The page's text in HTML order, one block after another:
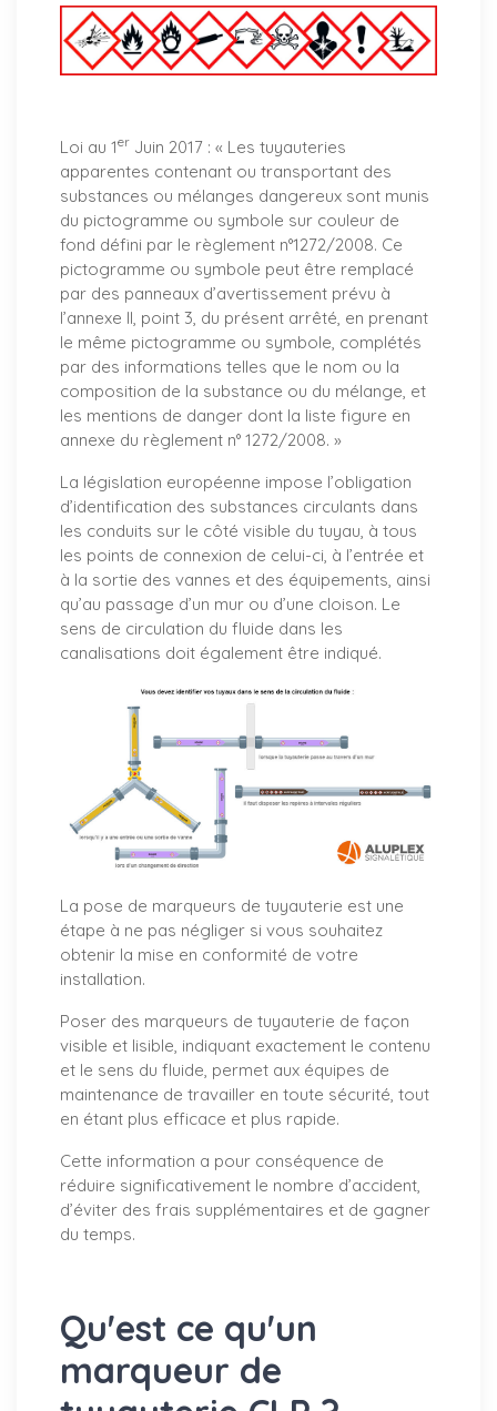
Loi au 1er Juin 2017 : « Les tuyauteries
apparentes contenant ou transportant des
substances ou mélanges dangereux sont munis
du pictogramme ou symbole sur couleur de
fond défini par le règlement n°1272/2008. Ce
pictogramme ou symbole peut être remplacé
par des panneaux d’avertissement prévu à
l’annexe II, point 3, du présent arrêté, en prenant
le même pictogramme ou symbole, complétés
par des informations telles que le nom ou la
composition de la substance ou du mélange, et
les mentions de danger dont la liste figure en
annexe du règlement n° 1272/2008. »
La législation européenne impose l’obligation
d’identification des substances circulants dans
les conduits sur le côté visible du tuyau, à tous
les points de connexion de celui-ci, à l’entrée et
à la sortie des vannes et des équipements, ainsi
qu’au passage d’un mur ou d’une cloison. Le
sens de circulation du fluide dans les
canalisations doit également être indiqué.
La pose de marqueurs de tuyauterie est une
étape à ne pas négliger si vous souhaitez
obtenir la mise en conformité de votre
installation.
Poser des marqueurs de tuyauterie de façon
visible et lisible, indiquant exactement le contenu
et le sens du fluide, permet aux équipes de
maintenance de travailler en toute sécurité, tout
en étant plus efficace et plus rapide.
Cette information a pour conséquence de
réduire significativement le nombre d’accident,
d’éviter des frais supplémentaires et de gagner
du temps.
Qu'est ce qu'un
marqueur de